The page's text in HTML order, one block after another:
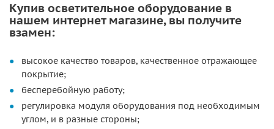
Купив осветительное оборудование в
нашем интернет магазине, вы получите
взамен:
высокое качество товаров, качественное отражающее
покрытие;
бесперебойную работу;
регулировка модуля оборудования под необходимым
углом, и в разные стороны;